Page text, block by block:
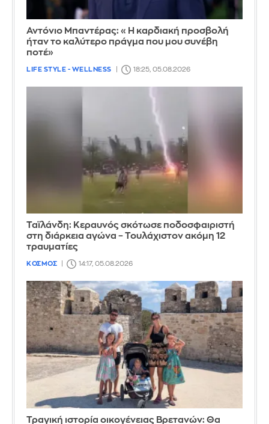
Αντόνιο Μπαντέρας: «Η καρδιακή προσβολή
ήταν το καλύτερο πράγμα που μου συνέβη
ποτέ»
LIFE STYLE - WELLNESS 18:25, 05.08.2026
Ταϊλάνδη: Κεραυνός σκότωσε ποδοσφαιριστή
στη διάρκεια αγώνα – Τουλάχιστον ακόμη 12
τραυματίες
ΚΟΣΜΟΣ 14:17, 05.08.2026
Τραγική ιστορία οικογένειας Βρετανών: Θα